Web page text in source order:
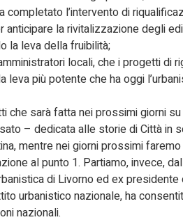
l’intervento di
la rivitalizzazione degli
la leva della fruibilità;
locali, che i progetti di
più potente che ha oggi
che sarà fatta nei prossimi giorni
– dedicata alle storie di Città in
mentre nei giorni prossimi faremo
al punto 1. Partiamo, invece,
di Livorno ed ex presidente
urbanistico nazionale, ha
nazionali.